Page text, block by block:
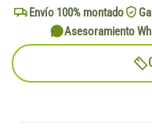
Envío 100% montado
Asesoramiento